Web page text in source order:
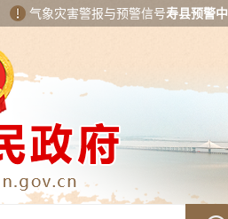
气象灾害警报与预警信号寿县预警中